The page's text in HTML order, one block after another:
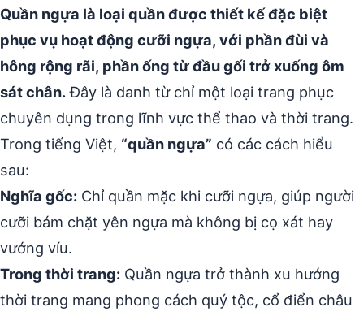
Quần ngựa là loại quần được thiết kế đặc biệt
phục vụ hoạt động cưỡi ngựa, với phần đùi và
hông rộng rãi, phần ống từ đầu gối trở xuống ôm
sát chân.Đây là danh từ chỉ một loại trang phục
chuyên dụng trong lĩnh vực thể thao và thời trang.
Trong tiếng Việt, “quần ngựa” có các cách hiểu
sau:
Nghĩa gốc: Chỉ quần mặc khi cưỡi ngựa, giúp người
cưỡi bám chặt yên ngựa mà không bị cọ xát hay
vướng víu.
Trong thời trang: Quần ngựa trở thành xu hướng
thời trang mang phong cách quý tộc, cổ điển châu